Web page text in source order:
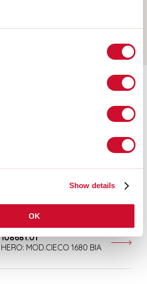
Show details
OK
HERO: TESTATA OPALE PER
108681.01
HERO: MOD.CIECO 1680 BIA